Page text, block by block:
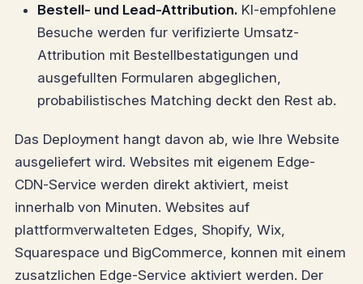
Bestell- und Lead-Attribution. KI-empfohlene
Besuche werden fur verifizierte Umsatz-
Attribution mit Bestellbestatigungen und
ausgefullten Formularen abgeglichen,
probabilistisches Matching deckt den Rest ab.
Das Deployment hangt davon ab, wie Ihre Website
ausgeliefert wird. Websites mit eigenem Edge-
CDN-Service werden direkt aktiviert, meist
innerhalb von Minuten. Websites auf
plattformverwalteten Edges, Shopify, Wix,
Squarespace und BigCommerce, konnen mit einem
zusatzlichen Edge-Service aktiviert werden. Der